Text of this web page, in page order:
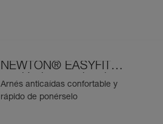
NEWTON® EASYFIT
versión internacional
Arnés anticaídas confortable y
rápido de ponérselo